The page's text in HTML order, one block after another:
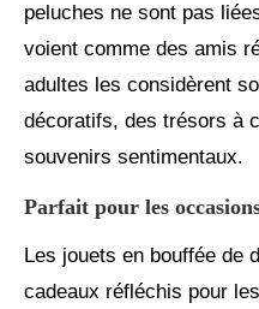
peluches ne sont pas
voient comme des amis
adultes les considèrent
décoratifs, des trésors à
souvenirs sentimentaux.
Parfait pour les
Les jouets en bouffée de
cadeaux réfléchis pour